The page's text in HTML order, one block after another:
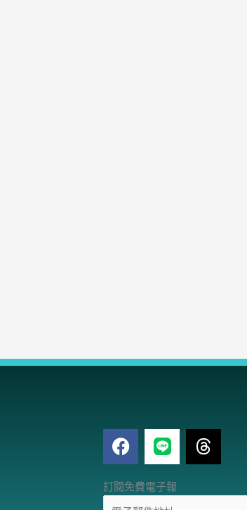
F
a
e
T
h
訂閱免費電子報
電